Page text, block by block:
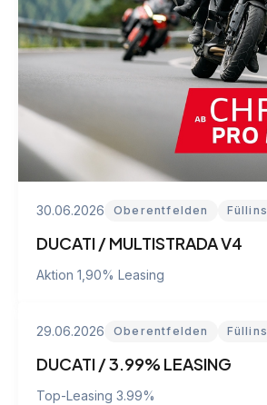
30.06.2026 Oberentfelden
DUCATI / MULTISTRADA V4
Aktion 1,90% Leasing
29.06.2026 Oberentfelden
DUCATI / 3.99% LEASING
Top-Leasing 3.99%